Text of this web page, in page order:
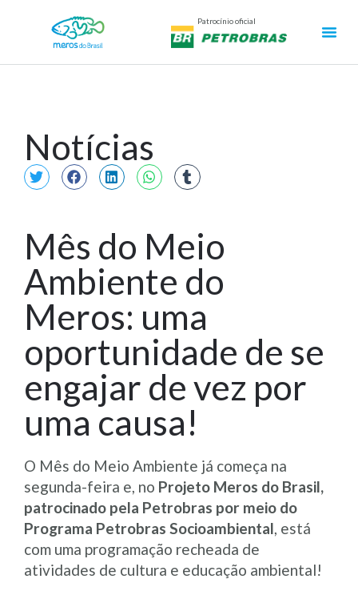
Patrocínio oficial
Notícias
Mês do Meio
Ambiente do
Meros: uma
oportunidade de se
engajar de vez por
uma causa!
O Mês do Meio Ambiente já começa na
segunda-feira e, no Projeto Meros do Brasil,
patrocinado pela Petrobras por meio do
Programa Petrobras Socioambiental , está
com uma programação recheada de
atividades de cultura e educação ambiental!